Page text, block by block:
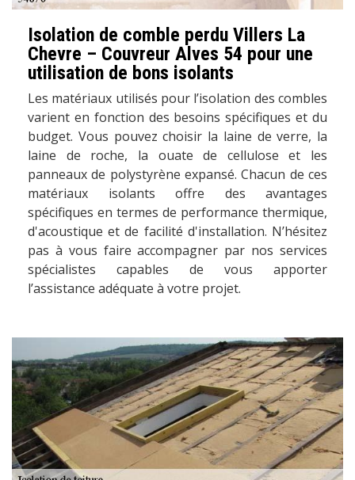
Isolation de comble perdu Villers La
Chevre – Couvreur Alves 54 pour une
utilisation de bons isolants
Les matériaux utilisés pour l’isolation des combles
varient en fonction des besoins spécifiques et du
budget. Vous pouvez choisir la laine de verre, la
laine de roche, la ouate de cellulose et les
panneaux de polystyrène expansé. Chacun de ces
matériaux isolants offre des avantages
spécifiques en termes de performance thermique,
d'acoustique et de facilité d'installation. N’hésitez
pas à vous faire accompagner par nos services
spécialistes capables de vous apporter
l’assistance adéquate à votre projet.